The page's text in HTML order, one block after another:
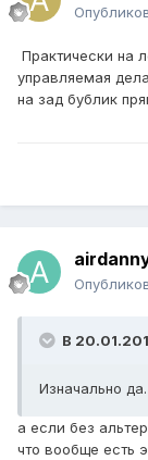
Практически на
управляемая
на зад бублик
В
Изначально
а если без
что вообще есть